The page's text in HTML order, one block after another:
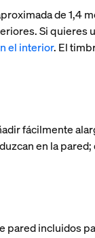
de
Si
el interior. El
fácilmente
en la
pared incluidos